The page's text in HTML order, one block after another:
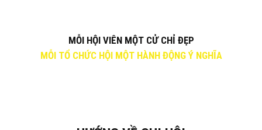
MỖI HỘI VIÊN MỘT CỬ CHỈ ĐẸP
MỖI TỔ CHỨC HỘI MỘT HÀNH ĐỘNG Ý NGHĨA